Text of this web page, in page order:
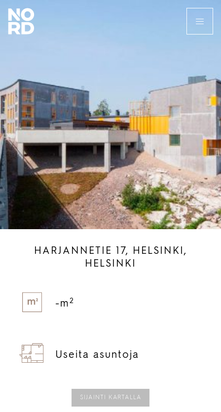
Etusivu
HARJANNETIE 17, HELSINKI,
HELSINKI
-m 2
Useita asuntoja
SIJAINTI KARTALLA